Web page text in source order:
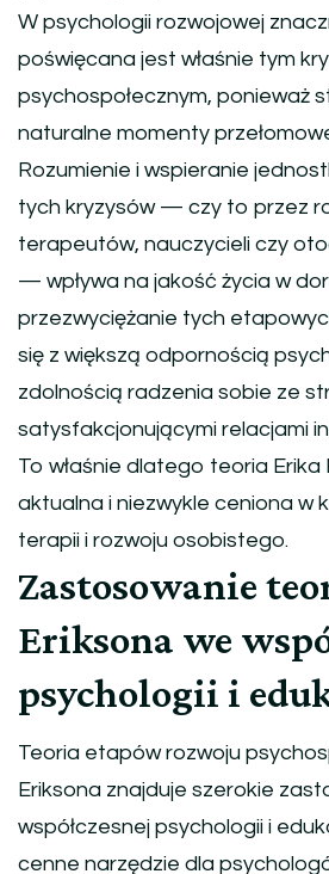
W psychologii rozwojowej
poświęcana jest właśnie tym
psychospołecznym, ponieważ
naturalne momenty
Rozumienie i wspieranie
tych kryzysów — czy to przez
terapeutów, nauczycieli czy
— wpływa na jakość życia w
przezwyciężanie tych
się z większą odpornością
zdolnością radzenia sobie ze
satysfakcjonującymi relacjami
To właśnie dlatego teoria
aktualna i niezwykle ceniona w
terapii i rozwoju osobistego.
Zastosowanie
Eriksona we
psychologii i
Teoria etapów rozwoju
Eriksona znajduje szerokie
współczesnej psychologii i
cenne narzędzie dla